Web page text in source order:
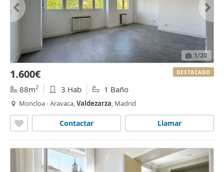
1/20
1.600€
88m2 3 Hab 1 Baño
Moncloa - Aravaca,Valdezarza, Madrid
Llamar
Contactar
DESTACADO